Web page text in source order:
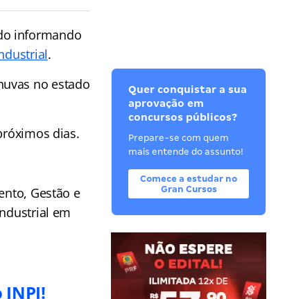
informando
.
no estado
dias.
Gestão e
em
INPI!
Quer conquistar a sua
aprovação em
concursos públicos?
Prepare-se com quem
mais entende do assunto!
Comece a estudar no
Gran Cursos